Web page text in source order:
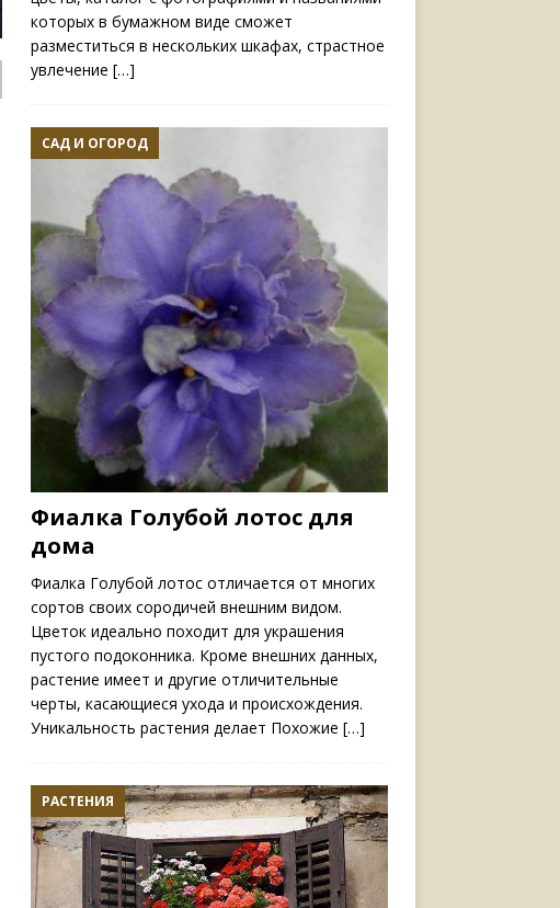
которых в бумажном виде сможет
разместиться в нескольких шкафах, страстное
увлечение […]
САД И ОГОРОД
Фиалка Голубой лотос для
дома
Фиалка Голубой лотос отличается от многих
сортов своих сородичей внешним видом.
Цветок идеально походит для украшения
пустого подоконника. Кроме внешних данных,
растение имеет и другие отличительные
черты, касающиеся ухода и происхождения.
Уникальность растения делает Похожие […]
РАСТЕНИЯ